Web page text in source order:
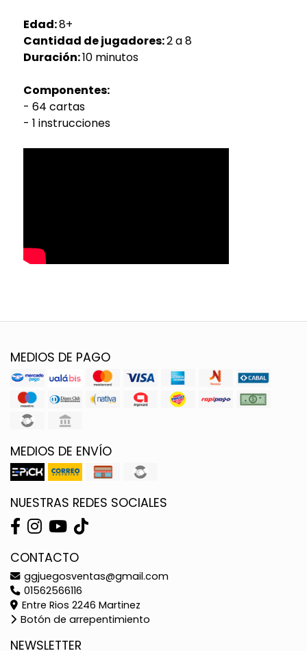
Edad:8+
Cantidad de jugadores:2 a 8
Duración:10 minutos
Componentes:
- 64 cartas
- 1 instrucciones
MEDIOS DE PAGO
MEDIOS DE ENVÍO
NUESTRAS REDES SOCIALES
CONTACTO
ggjuegosventas@gmail.com
01562566116
Entre Rios 2246 Martinez
Botón de arrepentimiento
NEWSLETTER